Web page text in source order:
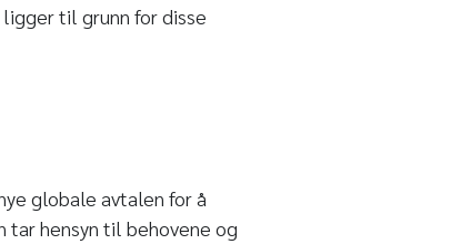
til grunn for disse
globale avtalen for å
hensyn til behovene og